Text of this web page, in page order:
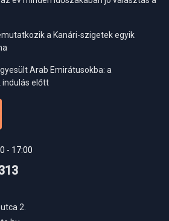
a Kanári-szigetek egyik
Arab Emirátusokba: a
indulás előtt
- 17:00
2.